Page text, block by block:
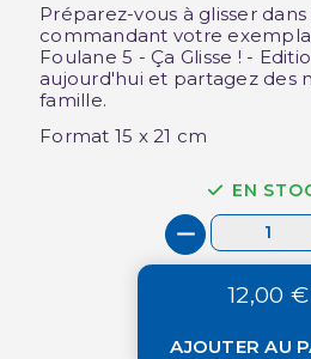
Préparez-vous à glisser
commandant votre
Foulane 5 - Ça Glisse ! -
aujourd'hui et partagez des
famille.
Format 15 x 21 cm
EN
12,00 €
AJOUTER AU